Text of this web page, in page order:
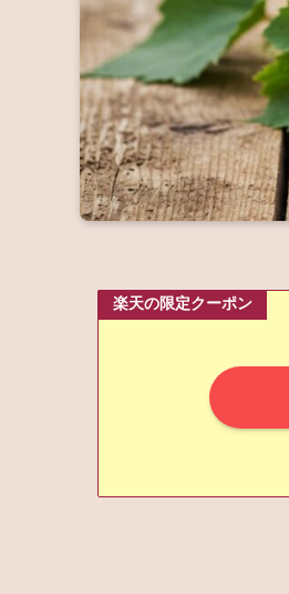
楽天の限定クーポン